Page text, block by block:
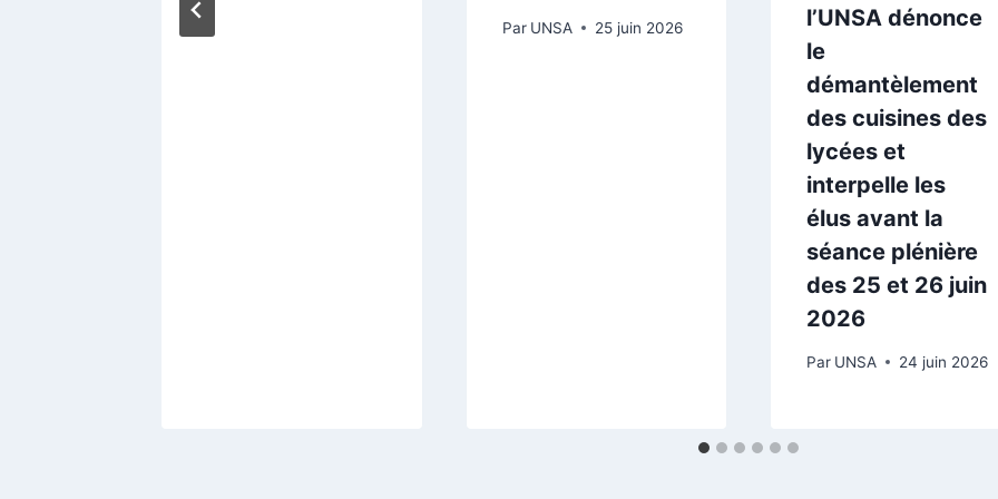
Par UNSA 25 juin 2026
l’UNSA dénonce
le
démantèlement
des cuisines des
lycées et
interpelle les
élus avant la
séance plénière
des 25 et 26 juin
2026
Par UNSA 24 juin 2026